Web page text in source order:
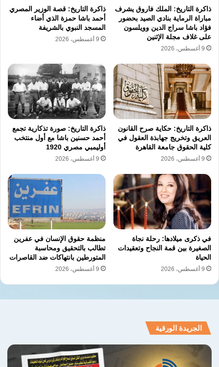
المشبوهة التي تبث محتوى يهدف إلى الكسب
المادي غير المشروع بطرق تتنافى مع القواعد
المهنية والأخلاقية المتعارف عليها مما يعزز من دور
الدولة في ضبط الفضاء الرقمي ومنع الانفلات
الأخلاقي عبر الإنترنت.
أرباح مالية إجراءات قانونية الجيزة
الشيخ زايد مقاطع فيديو
ذاكرة التاريخ: الملك فاروق يشرف
مباراة الرماية بنادي الصيد بحضور
فؤاد باشا سراج الدين وويلسون
على غلاف مجلة الإثنين
9 أغسطس، 2026
ذاكرة التاريخ: قصة الوزير المصري
أحمد باشا حمزة الذي أضاء
المسجد النبوي بالشريفة
9 أغسطس، 2026
ذاكرة التاريخ: حكاية صرح القانون
العريق وتخريج جهابذة العقول في
كلية الحقوق جامعة القاهرة
9 أغسطس، 2026
ذاكرة التاريخ: صورة تذكارية تجمع
أحمد حسنين باشا مع أول منتخب
أوليمبي مصري 1920
9 أغسطس، 2026
في ذكرى ميلادها: رحلة نجاة
الصغيرة بين قمة النجاح وتعقيدات
الحياة
9 أغسطس، 2026
منظمة حقوق الإنسان في عفرين
تطالب بالتحقيق ومحاسبة
المتورطين بانتهاكات ضد القاصرات
9 أغسطس، 2026
الجريدة الورقية